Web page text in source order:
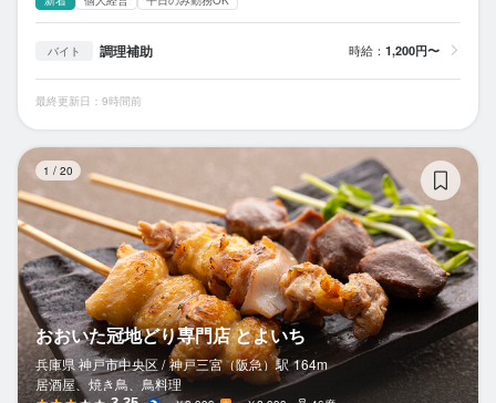
バイト 調理補助 時給： 1,200円〜
最終更新日：9時間前
1 / 20
おおいた冠地どり専門店 とよいち
兵庫県 神戸市中央区 / 神戸三宮（阪急）駅 164m
居酒屋、焼き鳥、鳥料理